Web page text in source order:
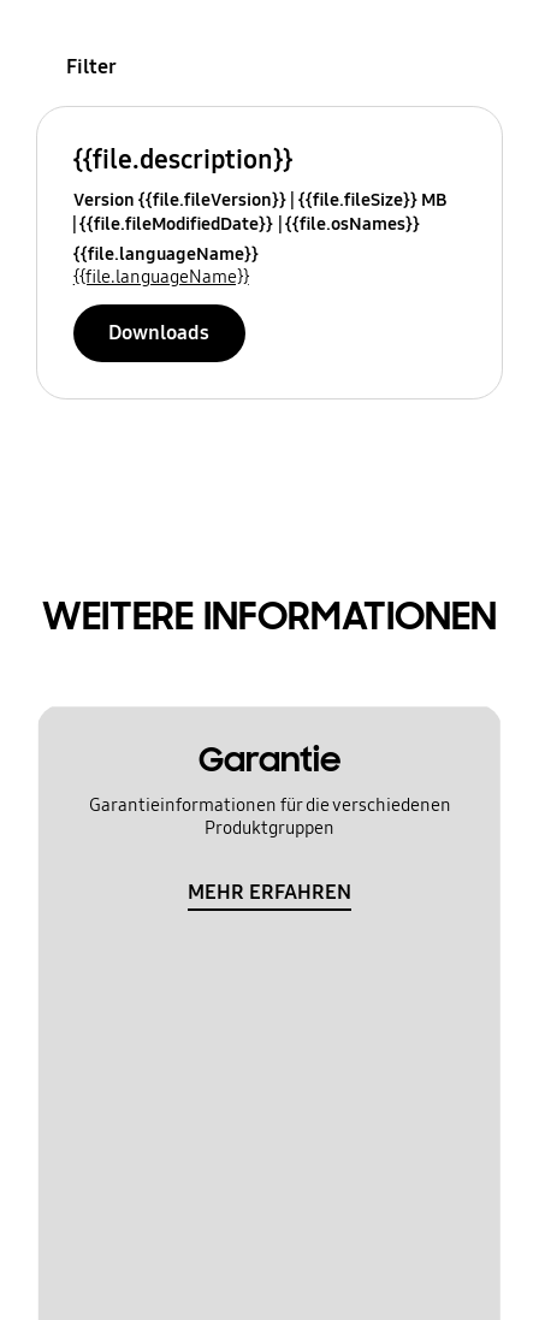
Filter
{{file.description}}
Version {{file.fileVersion}} {{file.fileSize}} MB
{{file.fileModifiedDate}} {{file.osNames}}
{{file.languageName}}
{{file.languageName}}
Downloads
WEITERE INFORMATIONEN
Garantie
Garantieinformationen für die verschiedenen
Produktgruppen
MEHR ERFAHREN